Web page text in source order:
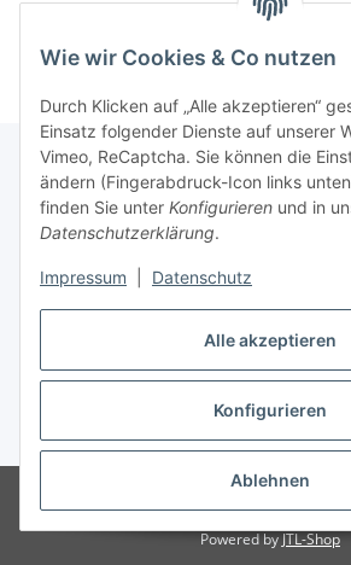
Alle akzeptieren
Konfigurieren
Ablehnen
Wie wir Cookies & Co nutzen
Durch Klicken auf „Alle akzeptieren“
Einsatz folgender Dienste auf unserer
Vimeo, ReCaptcha. Sie können die
ändern (Fingerabdruck-Icon links
finden Sie unter Konfigurieren und in
Datenschutzerklärung.
Impressum Datenschutz
handgemachte Accessoires
Informationen
* Gemäß § 19 UStG wird keine Umsatzsteuer
Gemäß § 19 UStG wird keine
Powered byJTL-Shop